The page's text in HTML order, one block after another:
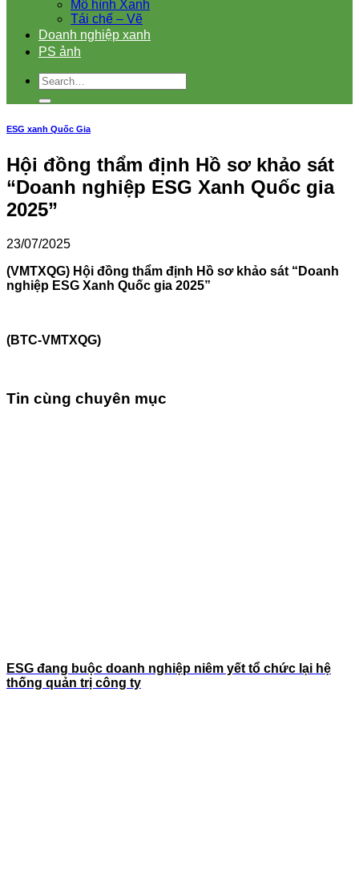
Mô hình Xanh
Tái chế – Vẽ
Doanh nghiệp xanh
PS ảnh
ESG xanh Quốc Gia
Hội đồng thẩm định Hồ sơ khảo sát
“Doanh nghiệp ESG Xanh Quốc gia
2025”
23/07/2025
(VMTXQG) Hội đồng thẩm định Hồ sơ khảo sát “Doanh
nghiệp ESG Xanh Quốc gia 2025”
(BTC-VMTXQG)
Tin cùng chuyên mục
ESG đang buộc doanh nghiệp niêm yết tổ chức lại hệ
thống quản trị công ty